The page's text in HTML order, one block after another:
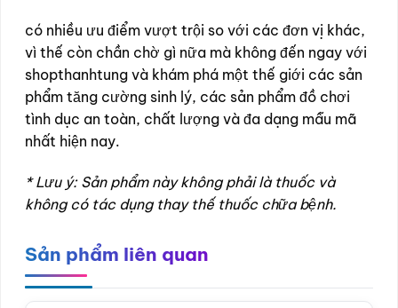
có nhiều ưu điểm vượt trội so với các đơn vị khác,
vì thế còn chần chờ gì nữa mà không đến ngay với
shopthanhtung và khám phá một thế giới các sản
phẩm tăng cường sinh lý, các sản phẩm đồ chơi
tình dục an toàn, chất lượng và đa dạng mẫu mã
nhất hiện nay.
* Lưu ý: Sản phẩm này không phải là thuốc và
không có tác dụng thay thế thuốc chữa bệnh.
Sản phẩm liên quan